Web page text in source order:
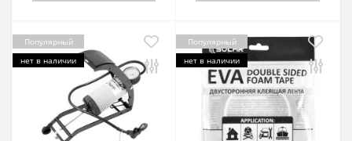
Популярный
нет в наличии
Популярный
нет в наличии